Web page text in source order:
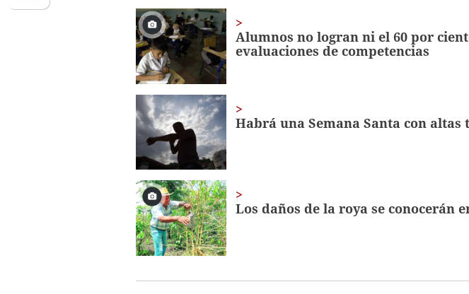
1
minute,
7
seconds Volume
0%
Alumnos no logran ni el 60 por
evaluaciones de competencias
Habrá una Semana Santa con altas
Los daños de la roya se conocerán